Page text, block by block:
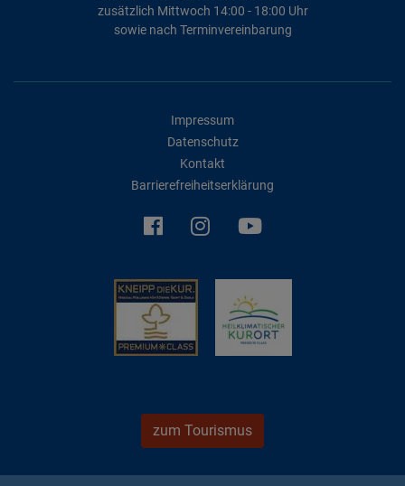
zusätzlich Mittwoch 14:00 - 18:00 Uhr
sowie nach Terminvereinbarung
Impressum
Datenschutz
Kontakt
Barrierefreiheitserklärung
zum Tourismus